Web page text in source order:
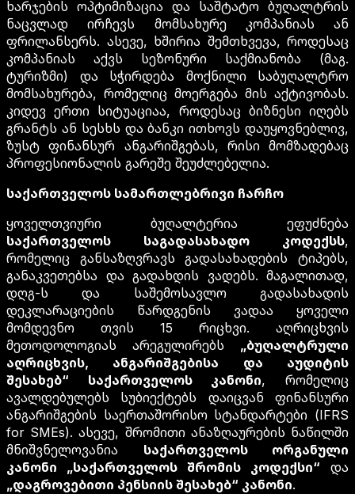
ხარჯების ოპტიმიზაცია და საშტატო ბუღალტრის
ნაცვლად ირჩევს მომსახურე კომპანიას ან
ფრილანსერს. ასევე, ხშირია შემთხვევა, როდესაც
კომპანიას აქვს სეზონური საქმიანობა (მაგ.
ტურიზმი) და სჭირდება მოქნილი საბუღალტრო
მომსახურება, რომელიც მოერგება მის აქტივობას.
კიდევ ერთი სიტუაციაა, როდესაც ბიზნესი იღებს
გრანტს ან სესხს და ბანკი ითხოვს დაუყოვნებლივ,
ზუსტ ფინანსურ ანგარიშგებას, რისი მომზადებაც
პროფესიონალის გარეშე შეუძლებელია.
საქართველოს სამართლებრივი ჩარჩო
ყოველთვიური ბუღალტერია ეფუძნება
საქართველოს საგადასახადო კოდექსს,
რომელიც განსაზღვრავს გადასახადების ტიპებს,
განაკვეთებსა და გადახდის ვადებს. მაგალითად,
დღგ-ს და საშემოსავლო გადასახადის
დეკლარაციების წარდგენის ვადაა ყოველი
მომდევნო თვის 15 რიცხვი. აღრიცხვის
მეთოდოლოგიას არეგულირებს „ბუღალტრული
აღრიცხვის, ანგარიშგებისა და აუდიტის
შესახებ“ საქართველოს კანონი, რომელიც
ავალდებულებს სუბიექტებს დაიცვან ფინანსური
ანგარიშგების საერთაშორისო სტანდარტები (IFRS
for SMEs). ასევე, შრომითი ანაზღაურების ნაწილში
მნიშვნელოვანია საქართველოს ორგანული
კანონი „საქართველოს შრომის კოდექსი“ და
„დაგროვებითი პენსიის შესახებ“ კანონი.